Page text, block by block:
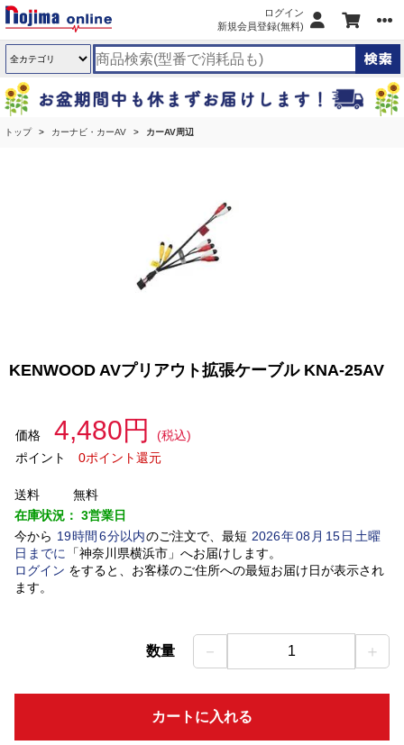
ログイン
新規会員登録(無料)
トップ カーナビ・カーAV カーAV周辺
KENWOOD AVプリアウト拡張ケーブル KNA-25AV
価格 4,480円
(税込)
ポイント
0ポイント還元
送料
無料
在庫状況： 3営業日
今から 19時間 6分以内のご注文で、最短 2026年08 月 15日土曜
日 までに 「神奈川県横浜市」 へお届けします。
ログイン をすると、お客様のご住所への最短お届け日が表示され
ます。
数量 － 1 ＋
カートに入れる